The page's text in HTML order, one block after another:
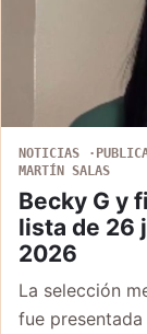
NOTICIAS
MARTÍN SALAS
Becky G y
lista de 26
2026
La selección
fue